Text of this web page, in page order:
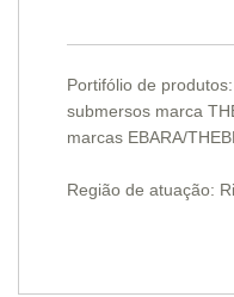
Portifólio de
submersos marca
marcas EBARA/
Região de atuação: